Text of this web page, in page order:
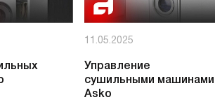
11.05.2025
Управление
сушильными машинами
Asko